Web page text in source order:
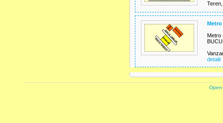
Metro
Metro
detalii